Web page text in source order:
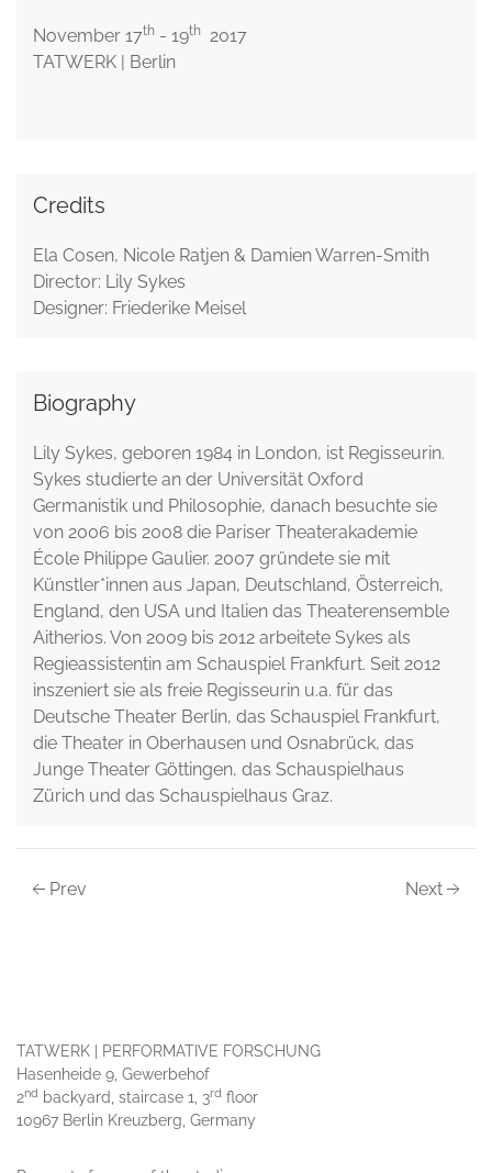
November 17th - 19th
2017
TATWERK | Berlin
Credits
Ela Cosen, Nicole Ratjen & Damien Warren-Smith
Director: Lily Sykes
Designer: Friederike Meisel
Biography
Lily Sykes, geboren 1984 in London, ist Regisseurin.
Sykes studierte an der Universität Oxford
Germanistik und Philosophie, danach besuchte sie
von 2006 bis 2008 die Pariser Theaterakademie
École Philippe Gaulier. 2007 gründete sie mit
Künstler*innen aus Japan, Deutschland, Österreich,
England, den USA und Italien das Theaterensemble
Aitherios. Von 2009 bis 2012 arbeitete Sykes als
Regieassistentin am Schauspiel Frankfurt. Seit 2012
inszeniert sie als freie Regisseurin u.a. für das
Deutsche Theater Berlin, das Schauspiel Frankfurt,
die Theater in Oberhausen und Osnabrück, das
Junge Theater Göttingen, das Schauspielhaus
Zürich und das Schauspielhaus Graz.
Prev Next
TATWERK | PERFORMATIVE FORSCHUNG
Hasenheide 9, Gewerbehof
2nd backyard, staircase 1, 3rd floor
10967 Berlin Kreuzberg, Germany